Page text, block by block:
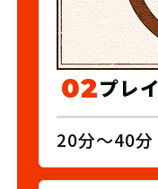
02プレ
20分～40分